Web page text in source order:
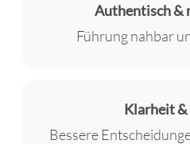
Authentisch &
Führung nahbar
Klarheit &
Bessere